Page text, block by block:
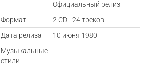
Официальный релиз
Формат
2 CD - 24 треков
Дата релиза
10 июня 1980
Музыкальные
стили